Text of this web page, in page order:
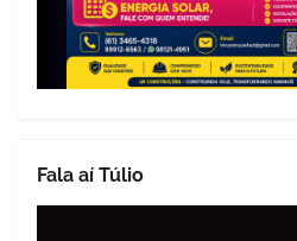
Fala aí Túlio